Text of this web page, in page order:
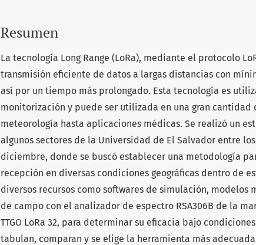
Resumen
La tecnología Long Range (LoRa), mediante el protocolo
transmisión eficiente de datos a largas distancias con
así por un tiempo más prolongado. Esta tecnología es
monitorización y puede ser utilizada en una gran cantidad
meteorología hasta aplicaciones médicas. Se realizó un
algunos sectores de la Universidad de El Salvador entre
diciembre, donde se buscó establecer una metodología
recepción en diversas condiciones geográficas dentro de
diversos recursos como softwares de simulación, modelos
de campo con el analizador de espectro RSA306B de la
TTGO LoRa 32, para determinar su eficacia bajo
tabulan, comparan y se elige la herramienta más